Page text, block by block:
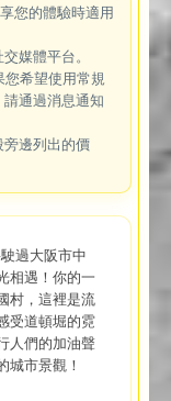
您的體驗時適用
媒體平台。
希望使用常規
通過消息通知
邊列出的價
過大阪市中
相遇！你的一
村，這裡是流
受道頓堀的霓
人們的加油聲
城市景觀！